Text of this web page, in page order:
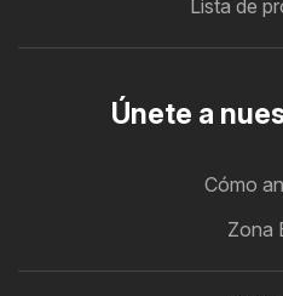
Lista de
Únete a
Cómo
Zona